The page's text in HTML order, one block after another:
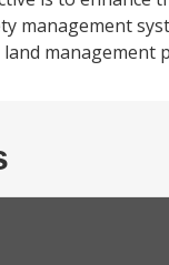
management
management